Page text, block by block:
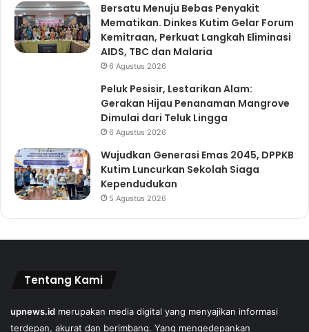
Bersatu Menuju Bebas Penyakit
Mematikan. Dinkes Kutim Gelar Forum
Kemitraan, Perkuat Langkah Eliminasi
AIDS, TBC dan Malaria
6 Agustus 2026
Peluk Pesisir, Lestarikan Alam:
Gerakan Hijau Penanaman Mangrove
Dimulai dari Teluk Lingga
6 Agustus 2026
Wujudkan Generasi Emas 2045, DPPKB
Kutim Luncurkan Sekolah Siaga
Kependudukan
5 Agustus 2026
Tentang Kami
upnews.id merupakan media digital yang menyajikan informasi
terdepan, akurat dan berimbang. Yang mengedepankan